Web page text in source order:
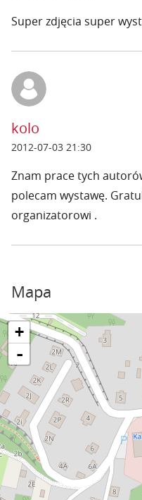
Super zdjęcia super
kolo
2012-07-03 21:30
Znam prace tych
polecam wystawę.
organizatorowi .
Mapa
+
-